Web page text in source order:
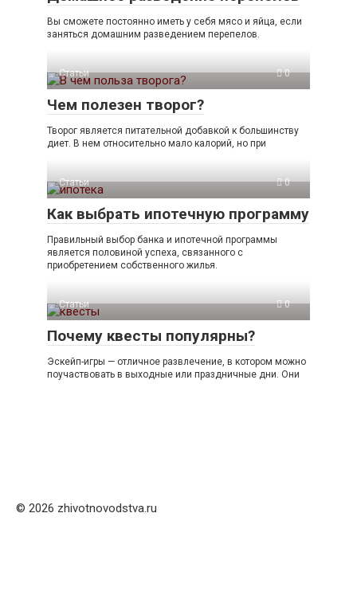
Вы сможете постоянно иметь у себя мясо и яйца, если
заняться домашним разведением перепелов.
Статьи 0
Чем полезен творог?
Творог является питательной добавкой к большинству
диет. В нем относительно мало калорий, но при
Статьи 0
Как выбрать ипотечную программу
Правильный выбор банка и ипотечной программы
является половиной успеха, связанного с
приобретением собственного жилья.
Статьи 0
Почему квесты популярны?
Эскейп-игры — отличное развлечение, в котором можно
поучаствовать в выходные или праздничные дни. Они
© 2026 zhivotnovodstva.ru